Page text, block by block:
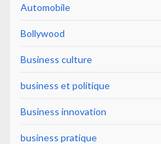
Automobile
Bollywood
Business culture
business et politique
Business innovation
business pratique